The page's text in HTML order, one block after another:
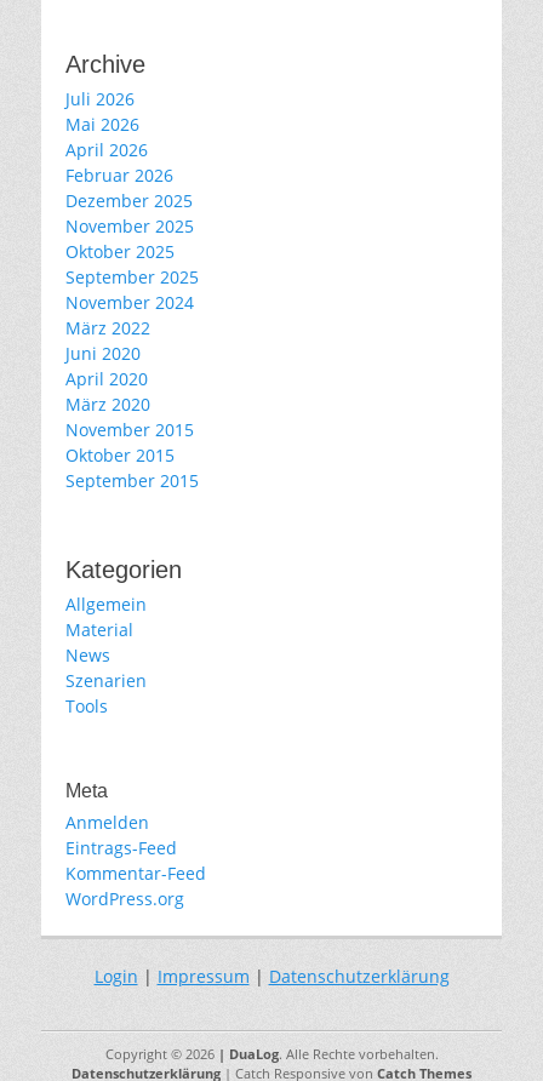
Archive
Juli 2026
Mai 2026
April 2026
Februar 2026
Dezember 2025
November 2025
Oktober 2025
September 2025
November 2024
März 2022
Juni 2020
April 2020
März 2020
November 2015
Oktober 2015
September 2015
Kategorien
Allgemein
Material
News
Szenarien
Tools
Meta
Anmelden
Eintrags-Feed
Kommentar-Feed
WordPress.org
Login | Impressum | Datenschutzerklärung
Copyright © 2026 | DuaLog. Alle Rechte vorbehalten.
Datenschutzerklärung | Catch Responsive von Catch Themes